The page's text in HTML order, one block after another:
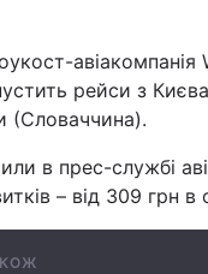
Війна
Світ
Наука
авіакомпанія
рейси з
(Словаччина).
в прес-службі
– від 309 грн в